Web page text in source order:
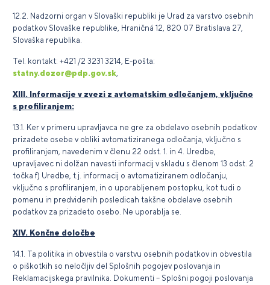
12.2. Nadzorni organ v Slovaški republiki je Urad za varstvo osebnih
podatkov Slovaške republike, Hraničná 12, 820 07 Bratislava 27,
Slovaška republika.
Tel. kontakt: +421 /2 3231 3214, E-pošta:
statny.dozor@pdp.gov.sk,
XIII. Informacije v zvezi z avtomatskim odločanjem, vključno
s profiliranjem:
13.1. Ker v primeru upravljavca ne gre za obdelavo osebnih podatkov
prizadete osebe v obliki avtomatiziranega odločanja, vključno s
profiliranjem, navedenim v členu 22 odst. 1. in 4. Uredbe,
upravljavec ni dolžan navesti informacij v skladu s členom 13 odst. 2
točka f) Uredbe, t.j. informacij o avtomatiziranem odločanju,
vključno s profiliranjem, in o uporabljenem postopku, kot tudi o
pomenu in predvidenih posledicah takšne obdelave osebnih
podatkov za prizadeto osebo. Ne uporablja se.
XIV. Končne določbe
14.1. Ta politika in obvestila o varstvu osebnih podatkov in obvestila
o piškotkih so neločljiv del Splošnih pogojev poslovanja in
Reklamacijskega pravilnika. Dokumenti – Splošni pogoji poslovanja